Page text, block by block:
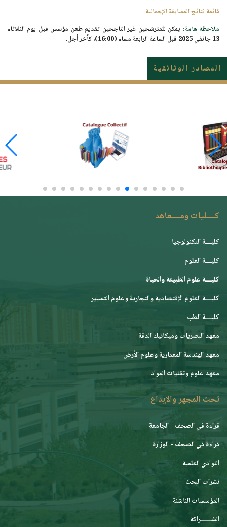
قائمة نتائج المسابقة الإجمالية
ملاحظة هامة: يمكن للمترشحين غير الناجحين تقديم طعن مؤسس قبل يوم الثلاثاء
13 جانفي 2025 قبل الساعة الرابعة مساء (16:00)
، كآخر أجل.
المصادر الوثائقية
كــــليات ومــــعاهد
كليــــة التكنولوجيا
كليــــة العلوم
كليــــة علوم الطبيعة والحياة
كليــــة العلوم الإقتصادية والتجارية وعلوم التسيير
كليــــة الطب
معهد البصريات وميكانيك الدقة
معهد الهندسة المعمارية وعلوم الأرض
معهد علوم وتقنيات المواد
تحت المجهر والإبداع
قراءة في الصحف - الجامعة
قراءة في الصحف - الوزارة
النوادي العلمية
نشرات البحث
المؤسسات الناشئة
الشـــــــراكة